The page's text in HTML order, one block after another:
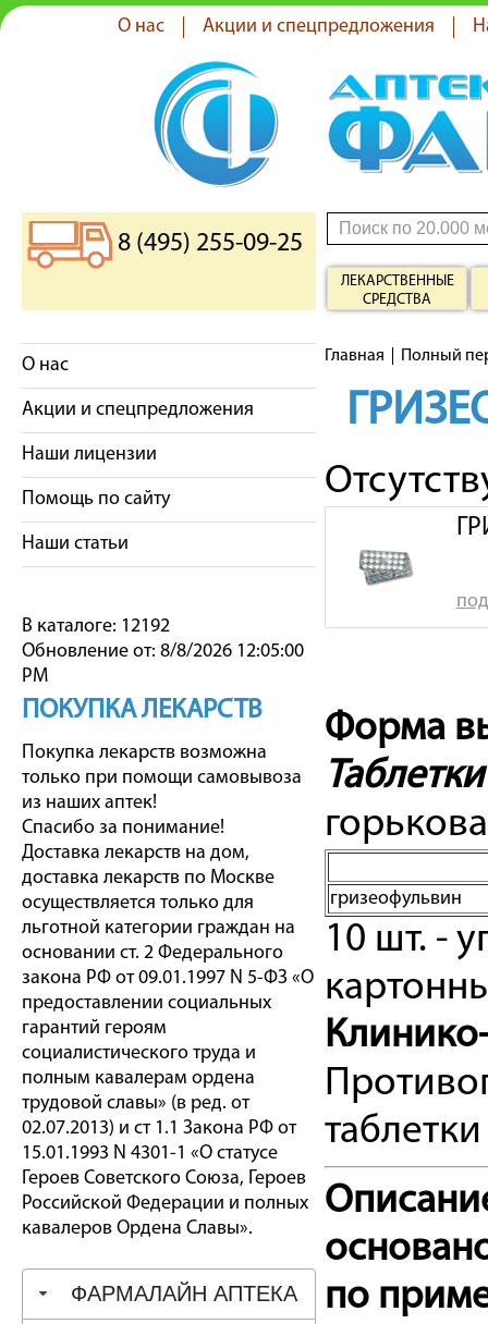
О нас Акции и спецпредложения
8 (495) 255-09-25
ЛЕКАРСТВЕННЫЕ
СРЕДСТВА
О нас
Акции и спецпредложения
Наши лицензии
Помощь по сайту
Наши статьи
В каталоге: 12192
Обновление от: 8/8/2026 12:05:00
PM
ПОКУПКА ЛЕКАРСТВ
Покупка лекарств возможна
только при помощи самовывоза
из наших аптек!
Спасибо за понимание!
Доставка лекарств на дом,
доставка лекарств по Москве
осуществляется только для
льготной категории граждан на
основании ст. 2 Федерального
закона РФ от 09.01.1997 N 5-ФЗ «О
предоставлении социальных
гарантий героям
социалистического труда и
полным кавалерам ордена
трудовой славы» (в ред. от
02.07.2013) и ст 1.1 Закона РФ от
15.01.1993 N 4301-1 «О статусе
Героев Советского Союза, Героев
Российской Федерации и полных
кавалеров Ордена Славы».
ФАРМАЛАЙН АПТЕКА
Главная Полный
Форма
Таблетки
гризеофульвин
10 шт. -
по